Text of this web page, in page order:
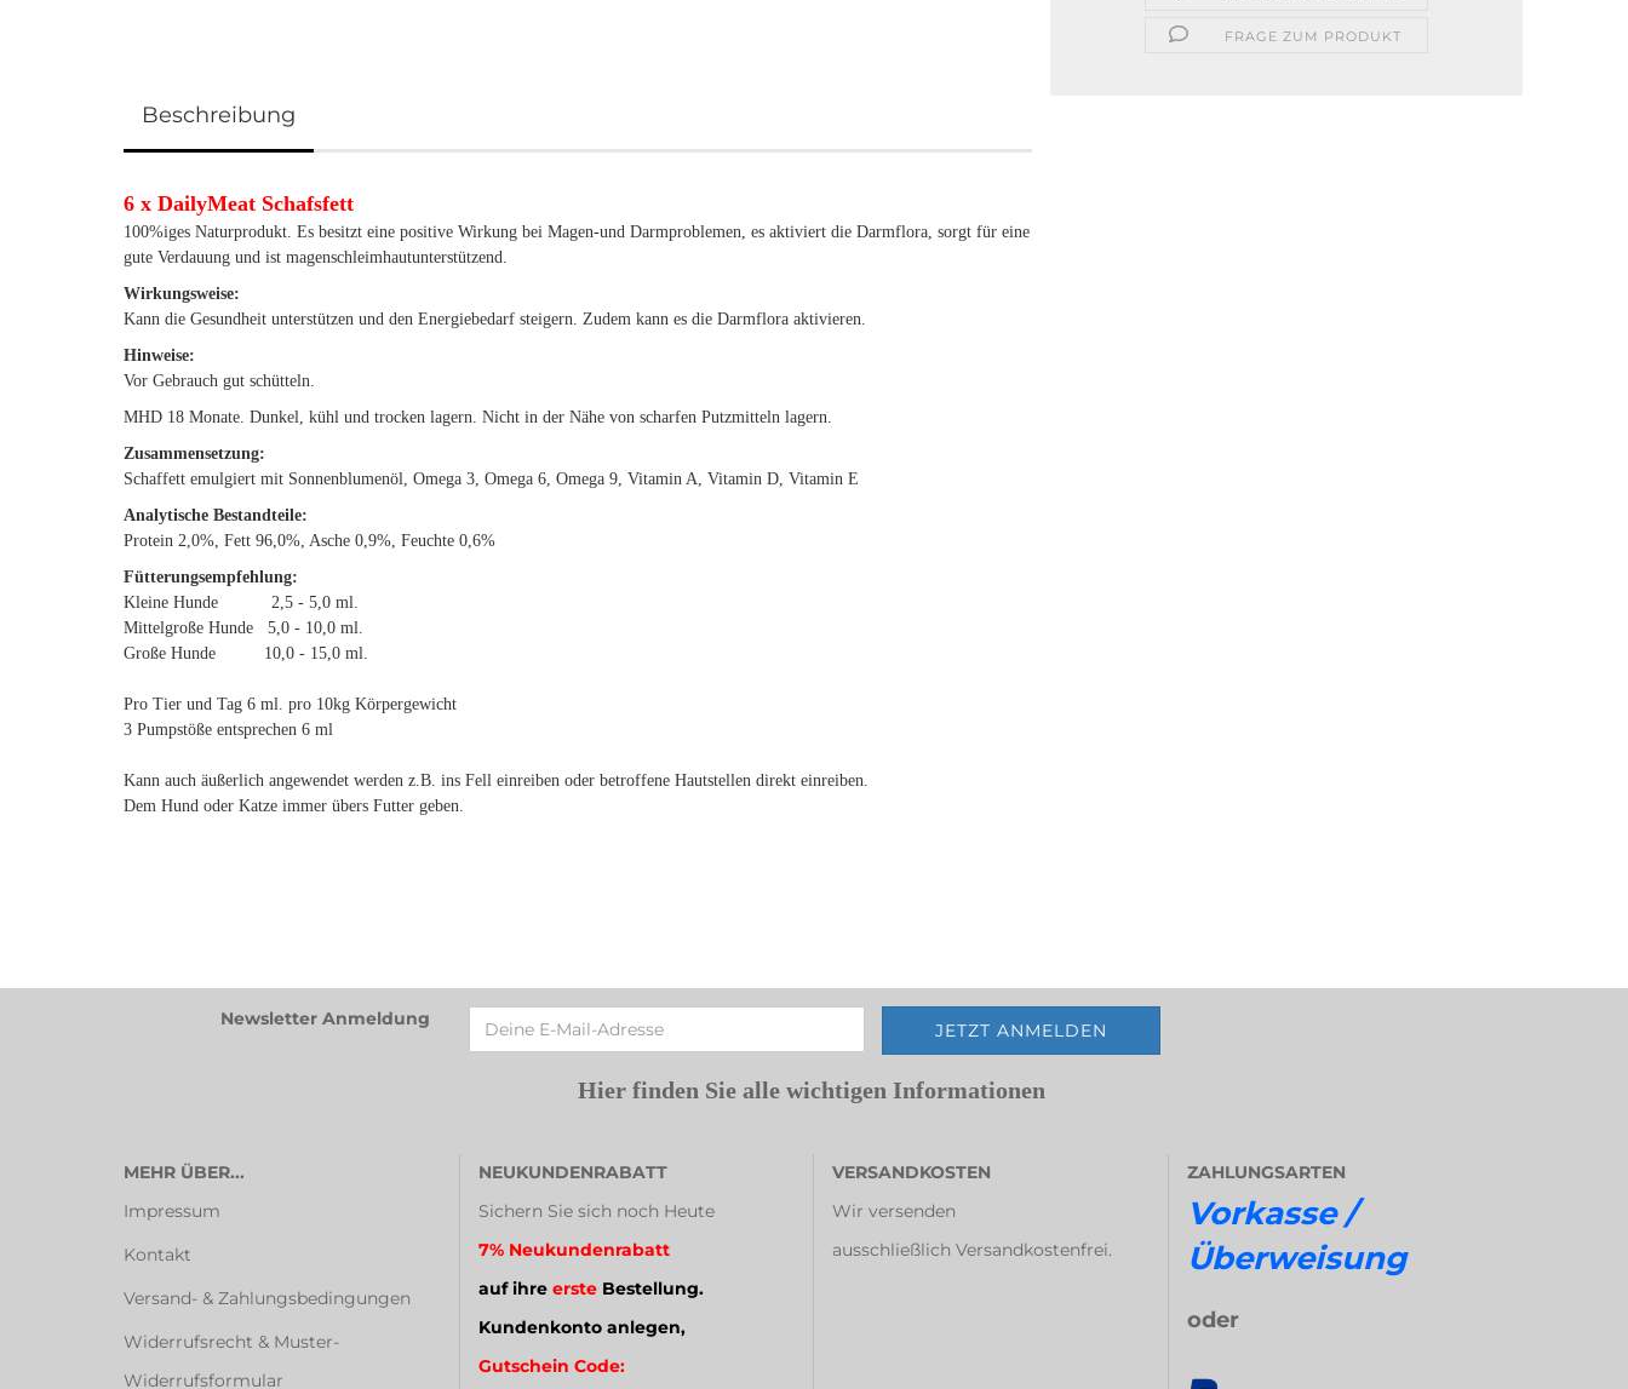
FRAGE ZUM PRODUKT
Beschreibung
6 x DailyMeat Schafsfett
100%iges Naturprodukt. Es besitzt eine positive Wirkung bei Magen-und Darmproblemen, es aktiviert die Darmflora, sorgt für eine
gute Verdauung und ist magenschleimhautunterstützend.
Wirkungsweise:
Kann die Gesundheit unterstützen und den Energiebedarf steigern. Zudem kann es die Darmflora aktivieren.
Hinweise:
Vor Gebrauch gut schütteln.
MHD 18 Monate. Dunkel, kühl und trocken lagern. Nicht in der Nähe von scharfen Putzmitteln lagern.
Zusammensetzung:
Schaffett emulgiert mit Sonnenblumenöl, Omega 3, Omega 6, Omega 9, Vitamin A, Vitamin D, Vitamin E
Analytische Bestandteile:
Protein 2,0%, Fett 96,0%, Asche 0,9%, Feuchte 0,6%
Fütterungsempfehlung:
Kleine Hunde 2,5 - 5,0 ml.
Mittelgroße Hunde 5,0 - 10,0 ml.
Große Hunde 10,0 - 15,0 ml.
Pro Tier und Tag 6 ml. pro 10kg Körpergewicht
3 Pumpstöße entsprechen 6 ml
Kann auch äußerlich angewendet werden z.B. ins Fell einreiben oder betroffene Hautstellen direkt einreiben.
Dem Hund oder Katze immer übers Futter geben.
Newsletter Anmeldung
Hier finden Sie alle wichtigen Informationen
MEHR ÜBER...
Impressum
Kontakt
Versand- & Zahlungsbedingungen
Widerrufsrecht & Muster-
Widerrufsformular
NEUKUNDENRABATT
Sichern Sie sich noch Heute
7% Neukundenrabatt
auf ihre ersteBestellung.
Kundenkonto anlegen,
Gutschein Code:
VERSANDKOSTEN
Wir versenden
ausschließlich Versandkostenfrei.
ZAHLUNGSARTEN
Vorkasse /
Überweisung
oder